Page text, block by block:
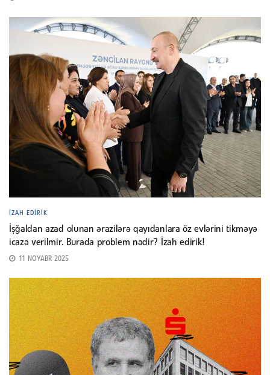
İZAH EDIRIK
İşğaldan azad olunan ərazilərə qayıdanlara öz evlərini tikməyə
icazə verilmir. Burada problem nədir? İzah edirik!
11 NOYABR 2025